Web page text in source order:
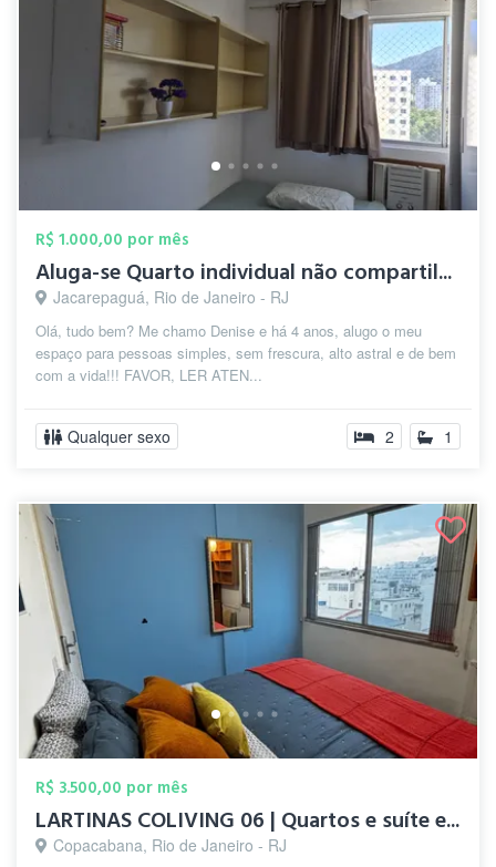
R$ 1.000,00 por mês
Aluga-se Quarto individual não compartil...
Jacarepaguá, Rio de Janeiro - RJ
Olá, tudo bem? Me chamo Denise e há 4 anos, alugo o meu
espaço para pessoas simples, sem frescura, alto astral e de bem
com a vida!!! FAVOR, LER ATEN...
Qualquer sexo 2 1
R$ 3.500,00 por mês
LARTINAS COLIVING 06 | Quartos e suíte e...
Copacabana, Rio de Janeiro - RJ